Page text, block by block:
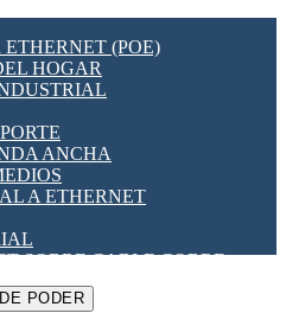
[VDF]
SSR
POTENCIA
(POE)
HOGAR
ANCHA
A ETHERNET
SOBRE CABLE COBRE
PODER